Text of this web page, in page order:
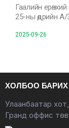
Гаалийн
25-ны өдрийн А/
2025-09-26
ХОЛБОО БАРИХ
Улаанбаатар хот,
Гранд оффис